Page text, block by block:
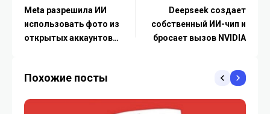
Meta разрешила ИИ
использовать фото из
открытых аккаунтов
Deepseek создает
собственный ИИ-чип и
бросает вызов NVIDIA
Похожие посты